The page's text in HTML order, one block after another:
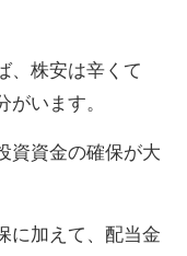
、株安は辛くて
います。
資資金の確保が大
に加えて、配当金